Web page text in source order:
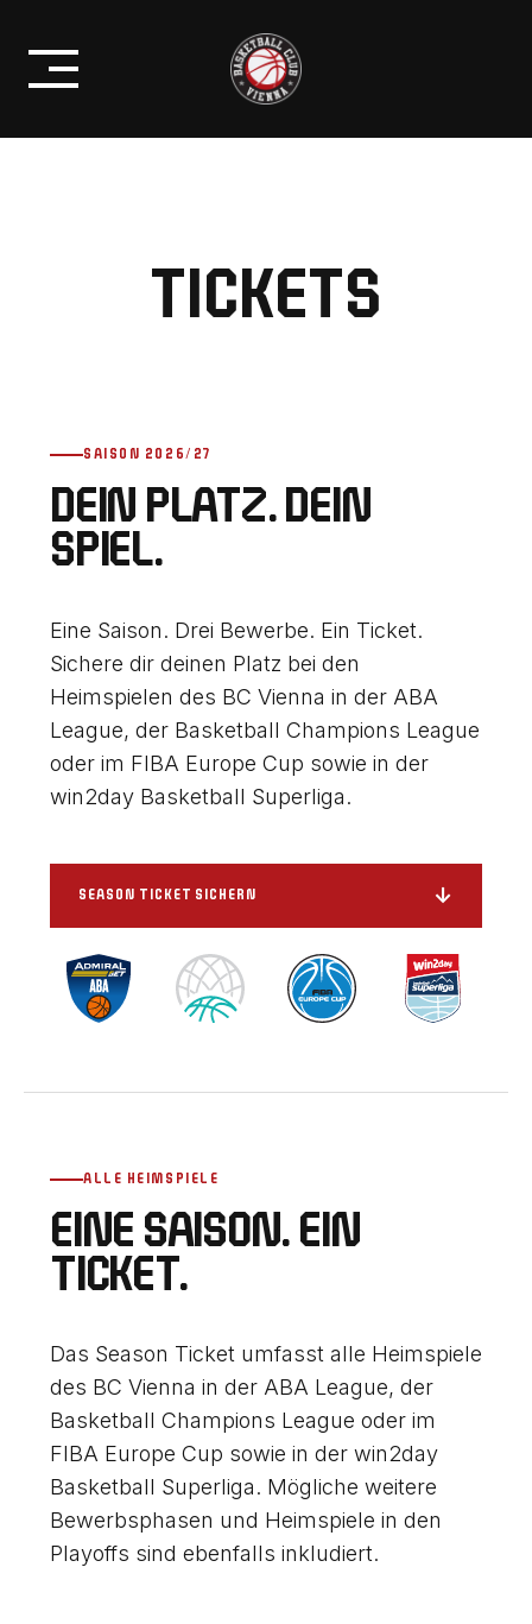
content
TICKETS
SAISON 2026/27
DEIN PLATZ. DEIN
SPIEL.
Eine Saison. Drei Bewerbe. Ein Ticket.
Sichere dir deinen Platz bei den
Heimspielen des BC Vienna in der ABA
League, der Basketball Champions League
oder im FIBA Europe Cup sowie in der
win2day Basketball Superliga.
SEASON TICKET SICHERN ↓
ALLE HEIMSPIELE
EINE SAISON. EIN
TICKET.
Das Season Ticket umfasst alle Heimspiele
des BC Vienna in der ABA League, der
Basketball Champions League oder im
FIBA Europe Cup sowie in der win2day
Basketball Superliga. Mögliche weitere
Bewerbsphasen und Heimspiele in den
Playoffs sind ebenfalls inkludiert.